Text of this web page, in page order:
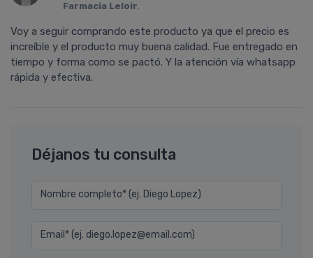
Farmacia Leloir.
Voy a seguir comprando este producto ya que el precio es
increíble y el producto muy buena calidad. Fue entregado en
tiempo y forma como se pactó. Y la atención vía whatsapp
rápida y efectiva.
Déjanos tu consulta
Nombre completo* (ej. Diego Lopez)
Email* (ej. diego.lopez@email.com)